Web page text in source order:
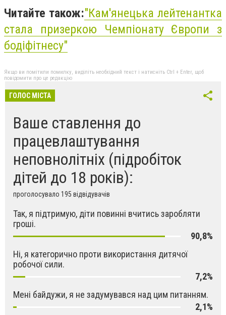
Читайте також:"Кам'янецька лейтенантка
стала призеркою Чемпіонату Європи з
бодіфітнесу"
Якщо ви помітили помилку, виділіть необхідний текст і натисніть Ctrl + Enter, щоб
повідомити про це редакцію
ГОЛОС МІСТА
Ваше ставлення до
працевлаштування
неповнолітніх (підробіток
дітей до 18 років):
проголосувало 195 відвідувачів
Так, я підтримую, діти повинні вчитись заробляти
гроші.
90,8%
Ні, я категорично проти використання дитячої
робочої сили.
7,2%
Мені байдужи, я не задумувався над цим питанням.
2,1%